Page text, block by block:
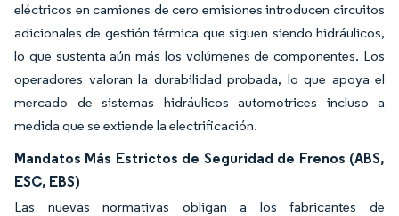
eléctricos en camiones de cero emisiones introducen circuitos
adicionales de gestión térmica que siguen siendo hidráulicos,
lo que sustenta aún más los volúmenes de componentes. Los
operadores valoran la durabilidad probada, lo que apoya el
mercado de sistemas hidráulicos automotrices incluso a
medida que se extiende la electrificación.
Mandatos Más Estrictos de Seguridad de Frenos (ABS,
ESC, EBS)
Las nuevas normativas obligan a los fabricantes de